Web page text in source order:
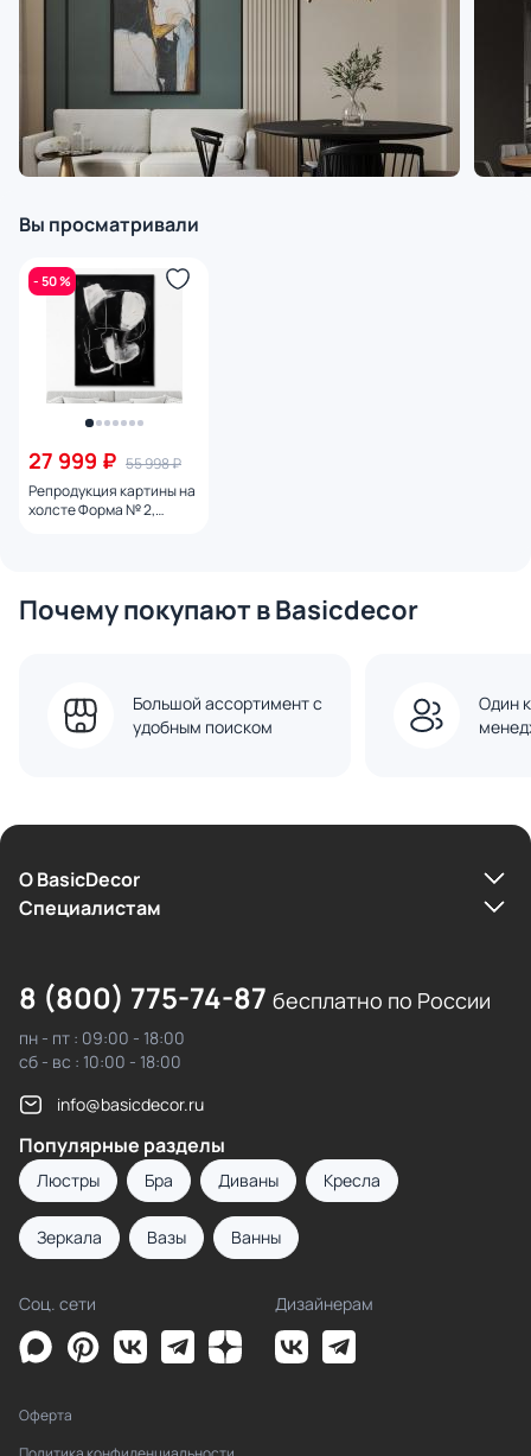
Вы просматривали
- 50 %
27 999 ₽ 55 998 ₽
Репродукция картины на
холсте Форма № 2,
Почему покупают в Basicdecor
Большой ассортимент с
удобным поиском
Один
О BasicDecor
Cпециалистам
8 (800) 775-74-87 бесплатно по России
пн - пт : 09:00 - 18:00
сб - вс : 10:00 - 18:00
info@basicdecor.ru
Популярные разделы
Люстры Бра Диваны Кресла
Зеркала Вазы Ванны
Соц. сети Дизайнерам
Оферта